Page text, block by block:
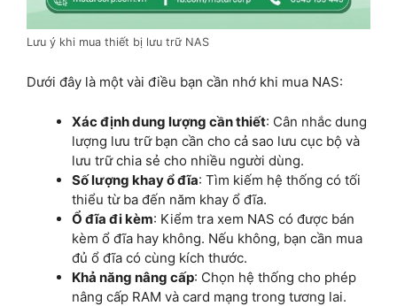
Lưu ý khi mua thiết bị lưu trữ NAS
Dưới đây là một vài điều bạn cần nhớ khi mua NAS:
Xác định dung lượng cần thiết: Cân nhắc dung
lượng lưu trữ bạn cần cho cả sao lưu cục bộ và
lưu trữ chia sẻ cho nhiều người dùng.
Số lượng khay ổ đĩa: Tìm kiếm hệ thống có tối
thiểu từ ba đến năm khay ổ đĩa.
Ổ đĩa đi kèm: Kiểm tra xem NAS có được bán
kèm ổ đĩa hay không. Nếu không, bạn cần mua
đủ ổ đĩa có cùng kích thước.
Khả năng nâng cấp: Chọn hệ thống cho phép
nâng cấp RAM và card mạng trong tương lai.